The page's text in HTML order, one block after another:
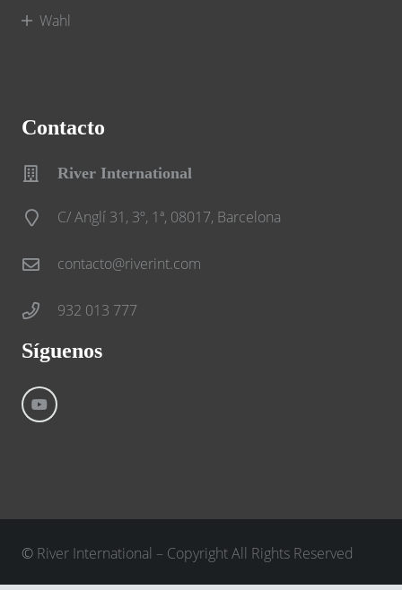
Wahl
Contacto
River International
C/ Anglí 31, 3º, 1ª, 08017, Barcelona
contacto@riverint.com
932 013 777
Síguenos
© River International – Copyright All Rights Reserved